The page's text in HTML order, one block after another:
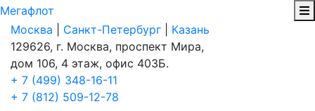
Мегафлот
Москва
Санкт-Петербург
Казань
129626, г. Москва, проспект Мира,
дом 106, 4 этаж, офис 403Б.
+ 7 (499) 348-16-11
+ 7 (812) 509-12-78